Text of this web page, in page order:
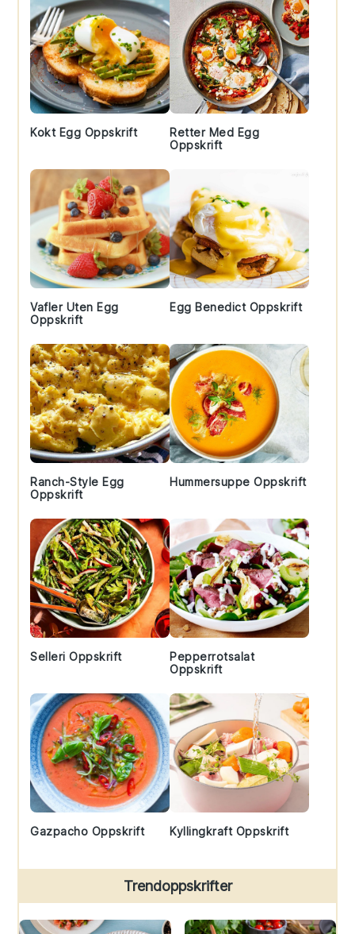
Kokt Egg Oppskrift
Retter Med Egg
Oppskrift
Vafler Uten Egg
Oppskrift
Egg Benedict Oppskrift
Ranch-Style Egg
Oppskrift
Hummersuppe Oppskrift
Selleri Oppskrift
Pepperrotsalat
Oppskrift
Gazpacho Oppskrift Kyllingkraft Oppskrift
Trendoppskrifter